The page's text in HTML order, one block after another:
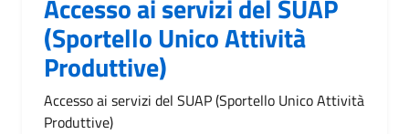
Accesso ai servizi del SUAP
(Sportello Unico Attività
Produttive)
Accesso ai servizi del SUAP (Sportello Unico Attività
Produttive)